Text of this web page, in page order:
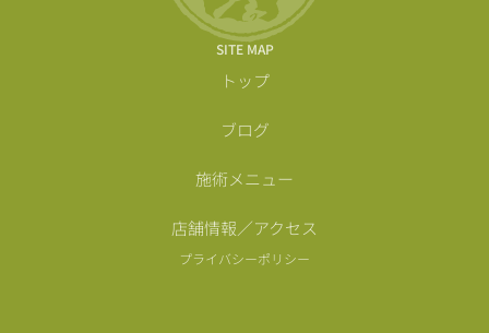
SITE MAP
トップ
ブログ
施術メニュー
店舗情報／アクセス
プライバシーポリシー